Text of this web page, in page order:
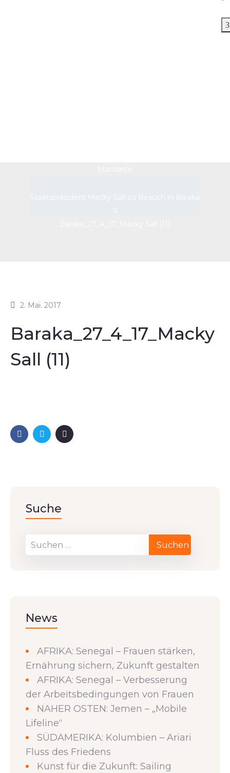
2. Mai. 2017
Baraka_27_4_17_Macky
Sall (11)
Suche
News
AFRIKA: Senegal – Frauen stärken,
Ernährung sichern, Zukunft gestalten
AFRIKA: Senegal – Verbesserung
der Arbeitsbedingungen von Frauen
NAHER OSTEN: Jemen – „Mobile
Lifeline“
SÜDAMERIKA: Kolumbien – Ariari
Fluss des Friedens
Kunst für die Zukunft: Sailing